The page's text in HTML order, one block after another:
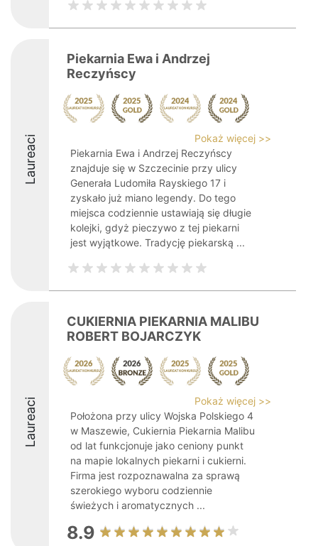
Laureaci
Piekarnia Ewa i Andrzej
Reczyńscy
Pokaż więcej >>
Piekarnia Ewa i Andrzej Reczyńscy
znajduje się w Szczecinie przy ulicy
Generała Ludomiła Rayskiego 17 i
zyskało już miano legendy. Do tego
miejsca codziennie ustawiają się długie
kolejki, gdyż pieczywo z tej piekarni
jest wyjątkowe. Tradycję piekarską ...
Laureaci
CUKIERNIA PIEKARNIA MALIBU
ROBERT BOJARCZYK
Pokaż więcej >>
Położona przy ulicy Wojska Polskiego 4
w Maszewie, Cukiernia Piekarnia Malibu
od lat funkcjonuje jako ceniony punkt
na mapie lokalnych piekarni i cukierni.
Firma jest rozpoznawalna za sprawą
szerokiego wyboru codziennie
świeżych i aromatycznych ...
8.9